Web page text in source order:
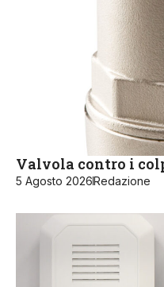
Valvola contro i
5 Agosto 2026Redazione